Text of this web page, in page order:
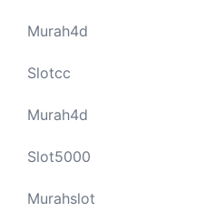
Murah4d
Slotcc
Murah4d
Slot5000
Murahslot